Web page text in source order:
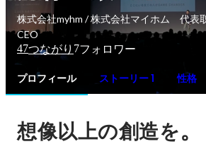
株式会社myhm / 株式会社マイホム 代表
CEO
47つながり 7フォロワー
プロフィール ストーリー 1 性格
想像以上の創造を。